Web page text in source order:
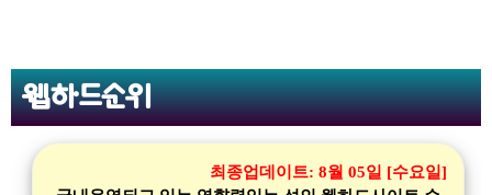
웹하드순위
최종업데이트: 8월 05일 [수요일]